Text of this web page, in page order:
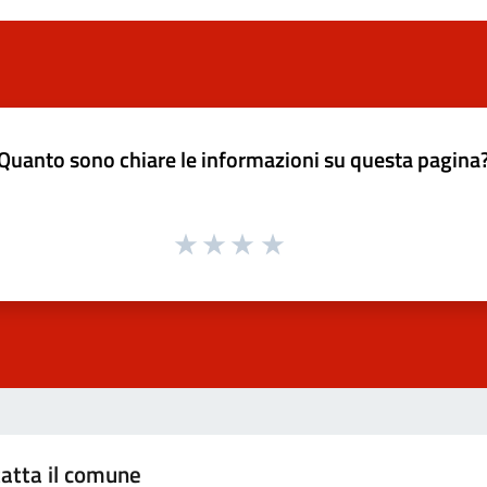
sono chiare le informazioni su questa
il comune